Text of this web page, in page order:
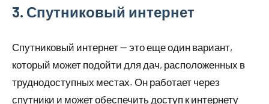
3. Спутниковый интернет
Спутниковый интернет — это еще один вариант,
который может подойти для дач, расположенных в
труднодоступных местах. Он работает через
спутники и может обеспечить доступ к интернету